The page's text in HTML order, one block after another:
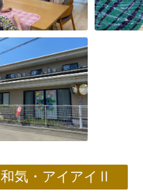
和気・アイアイⅡ